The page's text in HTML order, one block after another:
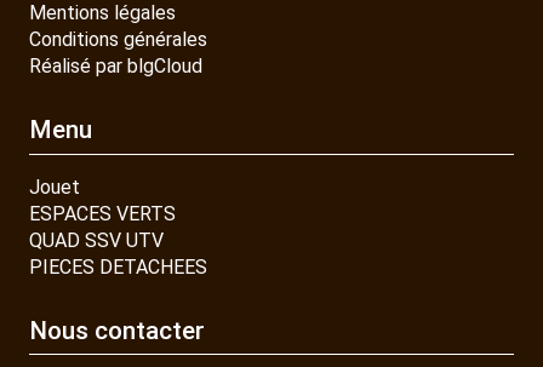
Mentions légales
Conditions générales
Réalisé par blgCloud
Menu
Jouet
ESPACES VERTS
QUAD SSV UTV
PIECES DETACHEES
Nous contacter